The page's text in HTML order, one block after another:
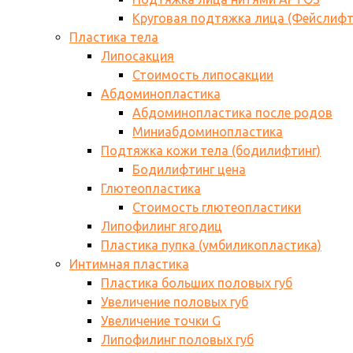
Круговая подтяжка лица
Пластика тела
Липосакция
Стоимость липосакции
Абдоминопластика
Абдоминопластика после родов
Миниабдоминопластика
Подтяжка кожи тела (бодилифтинг)
Бодилифтинг цена
Глютеопластика
Стоимость глютеопластики
Липофилинг ягодиц
Пластика пупка (умбиликопластика)
Интимная пластика
Пластика больших половых губ
Увеличение половых губ
Увеличение точки G
Липофилинг половых губ